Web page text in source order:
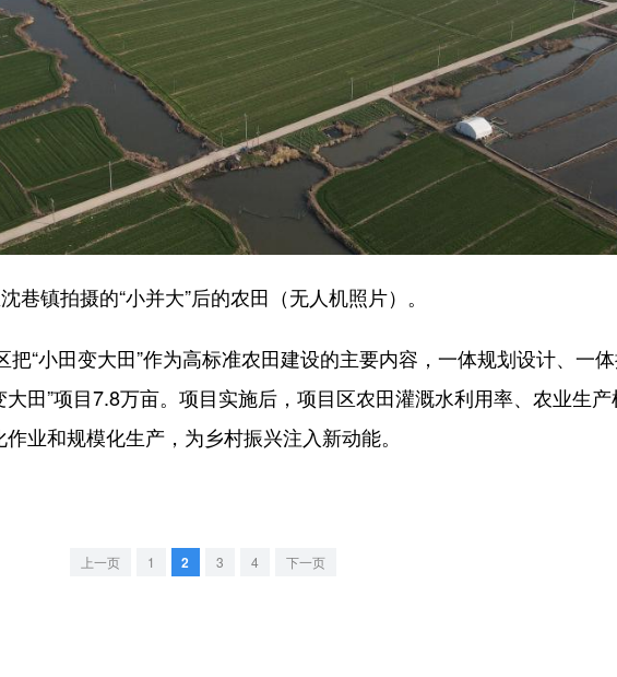
镇拍摄的“小并大”后的农田（无人机照片）。
小田变大田”作为高标准农田建设的主要内容，一体规划设计、一
大田”项目7.8万亩。项目实施后，项目区农田灌溉水利用率、农业生
业和规模化生产，为乡村振兴注入新动能。
上一页 1 2 3 4 下一页